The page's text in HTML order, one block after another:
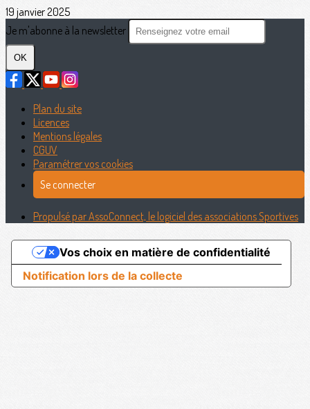
19 janvier 2025
Je m'abonne à la newsletter
OK
Plan du site
Licences
Mentions légales
CGUV
Paramétrer vos cookies
Se connecter
Propulsé par AssoConnect, le logiciel des associations Sportives
Notification lors de la collecte
Vos choix en matière de confidentialité